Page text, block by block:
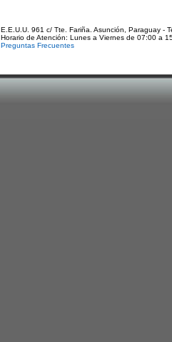
E.E.U.U. 961 c/ Tte. Fariña. Asunción, Paraguay -
Horario de Atención: Lunes a Viernes de 07:00 a
Preguntas Frecuentes